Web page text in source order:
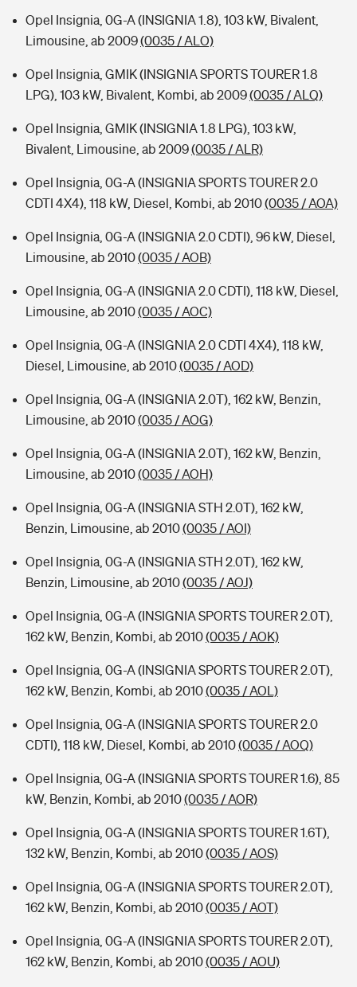
Opel Insignia, 0G-A (INSIGNIA 1.8), 103 kW, Bivalent,
Limousine, ab 2009(0035 / ALO)
Opel Insignia, GMIK (INSIGNIA SPORTS TOURER 1.8
LPG), 103 kW, Bivalent, Kombi, ab 2009(0035 / ALQ)
Opel Insignia, GMIK (INSIGNIA 1.8 LPG), 103 kW,
Bivalent, Limousine, ab 2009(0035 / ALR)
Opel Insignia, 0G-A (INSIGNIA SPORTS TOURER 2.0
CDTI 4X4), 118 kW, Diesel, Kombi, ab 2010(0035 / AOA)
Opel Insignia, 0G-A (INSIGNIA 2.0 CDTI), 96 kW, Diesel,
Limousine, ab 2010(0035 / AOB)
Opel Insignia, 0G-A (INSIGNIA 2.0 CDTI), 118 kW, Diesel,
Limousine, ab 2010(0035 / AOC)
Opel Insignia, 0G-A (INSIGNIA 2.0 CDTI 4X4), 118 kW,
Diesel, Limousine, ab 2010(0035 / AOD)
Opel Insignia, 0G-A (INSIGNIA 2.0T), 162 kW, Benzin,
Limousine, ab 2010(0035 / AOG)
Opel Insignia, 0G-A (INSIGNIA 2.0T), 162 kW, Benzin,
Limousine, ab 2010(0035 / AOH)
Opel Insignia, 0G-A (INSIGNIA STH 2.0T), 162 kW,
Benzin, Limousine, ab 2010(0035 / AOI)
Opel Insignia, 0G-A (INSIGNIA STH 2.0T), 162 kW,
Benzin, Limousine, ab 2010(0035 / AOJ)
Opel Insignia, 0G-A (INSIGNIA SPORTS TOURER 2.0T),
162 kW, Benzin, Kombi, ab 2010(0035 / AOK)
Opel Insignia, 0G-A (INSIGNIA SPORTS TOURER 2.0T),
162 kW, Benzin, Kombi, ab 2010(0035 / AOL)
Opel Insignia, 0G-A (INSIGNIA SPORTS TOURER 2.0
CDTI), 118 kW, Diesel, Kombi, ab 2010(0035 / AOQ)
Opel Insignia, 0G-A (INSIGNIA SPORTS TOURER 1.6), 85
kW, Benzin, Kombi, ab 2010(0035 / AOR)
Opel Insignia, 0G-A (INSIGNIA SPORTS TOURER 1.6T),
132 kW, Benzin, Kombi, ab 2010(0035 / AOS)
Opel Insignia, 0G-A (INSIGNIA SPORTS TOURER 2.0T),
162 kW, Benzin, Kombi, ab 2010(0035 / AOT)
Opel Insignia, 0G-A (INSIGNIA SPORTS TOURER 2.0T),
162 kW, Benzin, Kombi, ab 2010(0035 / AOU)